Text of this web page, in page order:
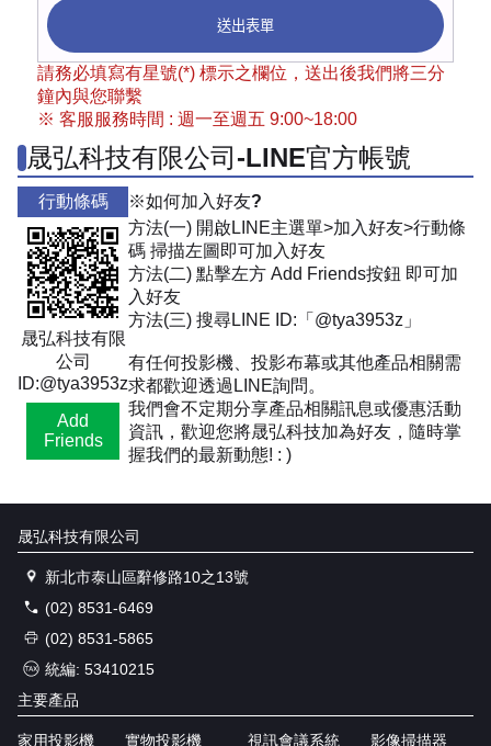
送出表單
請務必填寫有星號(*) 標示之欄位，送出後我們將三分
鐘內與您聯繫
※ 客服服務時間 : 週一至週五 9:00~18:00
晟弘科技有限公司-LINE官方帳號
行動條碼
晟弘科技有限
公司
ID:@tya3953z
Add
Friends
※如何加入好友?
方法(一) 開啟LINE主選單>加入好友>行動條
碼 掃描左圖即可加入好友
方法(二) 點擊左方 Add Friends按鈕 即可加
入好友
方法(三) 搜尋LINE ID:「@tya3953z」
有任何投影機、投影布幕或其他產品相關需
求都歡迎透過LINE詢問。
我們會不定期分享產品相關訊息或優惠活動
資訊，歡迎您將晟弘科技加為好友，隨時掌
握我們的最新動態! : )
晟弘科技有限公司
新北市泰山區辭修路10之13號
(02) 8531-6469
(02) 8531-5865
統編: 53410215
主要產品
家用投影機 實物投影機 視訊會議系統 影像掃描器